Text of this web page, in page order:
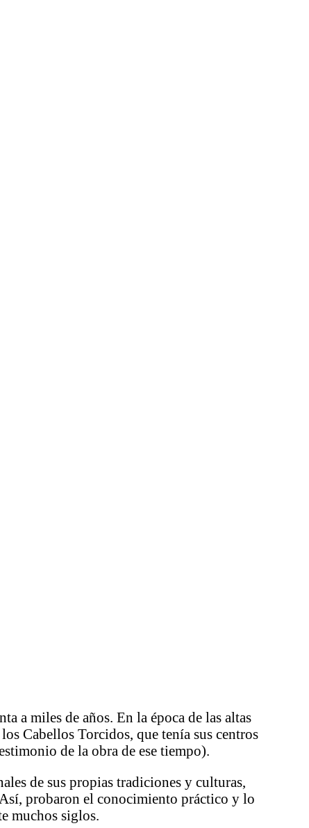
a miles de años. En la época de las altas
Cabellos Torcidos, que tenía sus centros
de la obra de ese tiempo).
de sus propias tradiciones y culturas,
probaron el conocimiento práctico y lo
muchos siglos.